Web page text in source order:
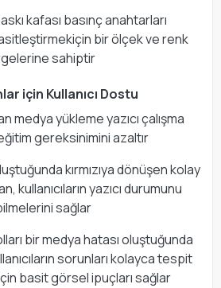
kafası basınç anahtarları
bir ölçek ve renk
sahiptir
için Kullanıcı Dostu
medya yükleme yazıcı çalışma
gereksinimini azaltır
kırmızıya dönüşen kolay
kullanıcıların yazıcı durumunu
sağlar
bir medya hatası oluştuğunda
sorunları kolayca tespit
basit görsel ipuçları sağlar